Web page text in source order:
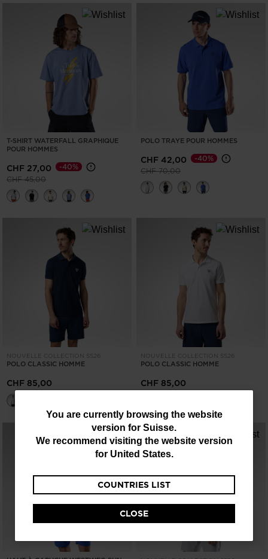
You
are
website
version
for
You are currently browsing the website
version for Suisse.
We recommend visiting the website version
for United States.
COUNTRIES LIST
CLOSE
T-SHIRT WATERFALL GRAPHIQUE
POUR HOMMES
CHF 27,00
Prix réduit de
CHF 45,00à
-40%
POLO TRAYE POUR HOMMES
CHF 42,00
Prix réduit de
CHF 70,00à
-40%
NOUVELLE COLLECTION SS26
POLO CLASSIC HOMME
CHF 85,00
NOUVELLE COLLECTION SS26
POLO CLASSIC HOMME
CHF 85,00